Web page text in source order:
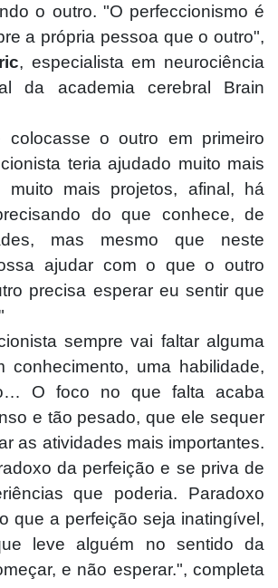
o outro. "O perfeccionismo é
a própria pessoa que o outro",
, especialista em neurociência
da academia cerebral Brain
colocasse o outro em primeiro
teria ajudado muito mais
muito mais projetos, afinal, há
do que conhece, de
mas mesmo que neste
ajudar com o que o outro
precisa esperar eu sentir que
sempre vai faltar alguma
conhecimento, uma habilidade,
O foco no que falta acaba
e tão pesado, que ele sequer
as atividades mais importantes.
da perfeição e se priva de
que poderia. Paradoxo
que a perfeição seja inatingível,
leve alguém no sentido da
e não esperar.", completa